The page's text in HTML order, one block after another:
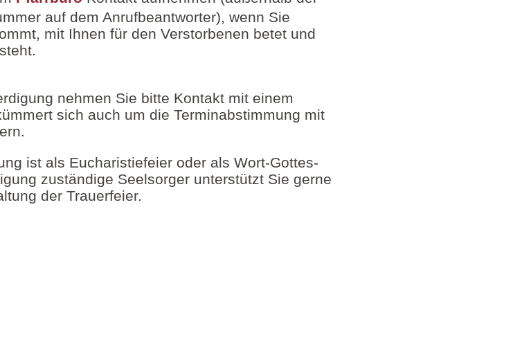
auf dem Anrufbeantworter), wenn Sie
mit Ihnen für den Verstorbenen betet und
nehmen Sie bitte Kontakt mit einem
sich auch um die Terminabstimmung mit
ist als Eucharistiefeier oder als Wort-Gottes-
zuständige Seelsorger unterstützt Sie gerne
der Trauerfeier.